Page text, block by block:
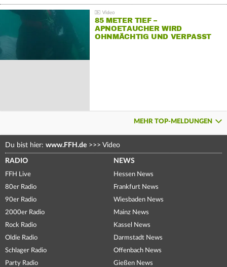
85 METER TIEF –
APNOETAUCHER WIRD
OHNMÄCHTIG UND VERPASST
MEHR TOP-MELDUNGEN
Du bist hier: www.FFH.de >>> Video
RADIO
FFH Live
80er Radio
90er Radio
2000er Radio
Rock Radio
Oldie Radio
Schlager Radio
Party Radio
NEWS
Hessen News
Frankfurt News
Wiesbaden News
Mainz News
Kassel News
Darmstadt News
Offenbach News
Gießen News